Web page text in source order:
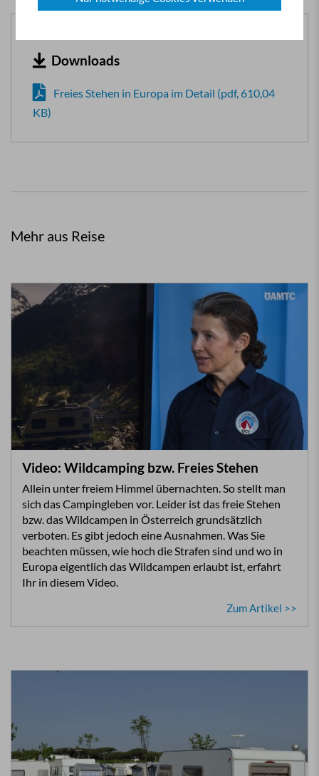
Downloads
Freies Stehen in Europa im Detail (pdf, 610,04
KB)
Mehr aus Reise
Video: Wildcamping bzw. Freies Stehen
Allein unter freiem Himmel übernachten. So stellt man
sich das Campingleben vor. Leider ist das freie Stehen
bzw. das Wildcampen in Österreich grundsätzlich
verboten. Es gibt jedoch eine Ausnahmen. Was Sie
beachten müssen, wie hoch die Strafen sind und wo in
Europa eigentlich das Wildcampen erlaubt ist, erfahrt
Ihr in diesem Video.
Zum Artikel >>